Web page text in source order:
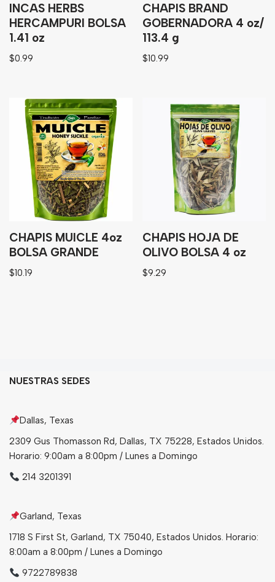
INCAS HERBS
HERCAMPURI BOLSA
1.41 oz
$0.99
CHAPIS BRAND
GOBERNADORA 4 oz/
113.4 g
$10.99
CHAPIS MUICLE 4oz
BOLSA GRANDE
$10.19
CHAPIS HOJA DE
OLIVO BOLSA 4 oz
$9.29
NUESTRAS SEDES
Dallas, Texas
2309 Gus Thomasson Rd, Dallas, TX 75228, Estados Unidos.
Horario: 9:00am a 8:00pm / Lunes a Domingo
214 3201391
Garland, Texas
1718 S First St, Garland, TX 75040, Estados Unidos. Horario:
8:00am a 8:00pm / Lunes a Domingo
9722789838